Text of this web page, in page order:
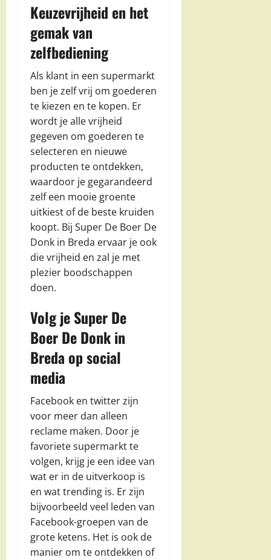
Keuzevrijheid en het
gemak van
zelfbediening
Als klant in een supermarkt
ben je zelf vrij om goederen
te kiezen en te kopen. Er
wordt je alle vrijheid
gegeven om goederen te
selecteren en nieuwe
producten te ontdekken,
waardoor je gegarandeerd
zelf een mooie groente
uitkiest of de beste kruiden
koopt. Bij Super De Boer De
Donk in Breda ervaar je ook
die vrijheid en zal je met
plezier boodschappen
doen.
Volg je Super De
Boer De Donk in
Breda op social
media
Facebook en twitter zijn
voor meer dan alleen
reclame maken. Door je
favoriete supermarkt te
volgen, krijg je een idee van
wat er in de uitverkoop is
en wat trending is. Er zijn
bijvoorbeeld veel leden van
Facebook-groepen van de
grote ketens. Het is ook de
manier om te ontdekken of